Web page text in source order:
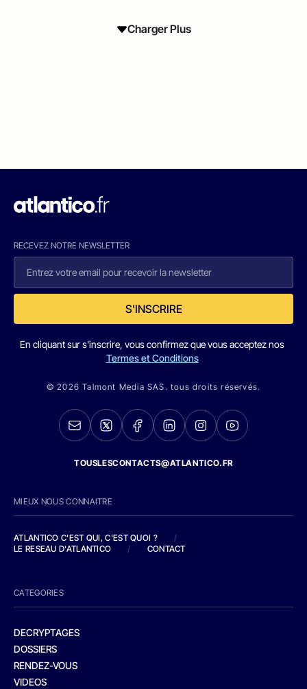
Charger Plus
RECEVEZ NOTRE NEWSLETTER
S'INSCRIRE
En cliquant sur s'inscrire, vous confirmez que vous acceptez nos
Termes et Conditions
© 2026 Talmont Media SAS. tous droits réservés.
TOUSLESCONTACTS@ATLANTICO.FR
MIEUX NOUS CONNAITRE
ATLANTICO C'EST QUI, C'EST QUOI ?
/
LE RESEAU D'ATLANTICO
/ CONTACT
CATEGORIES
DECRYPTAGES
DOSSIERS
RENDEZ-VOUS
VIDEOS